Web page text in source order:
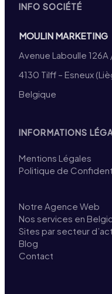
INFO SOCIÉTÉ
MOULIN MARKETING
Avenue Laboulle 126A
4130 Tilff – Esneux
Belgique
INFORMATIONS
Mentions Légales
Politique de
Notre Agence Web
Nos services en
Sites par secteur
Blog
Contact